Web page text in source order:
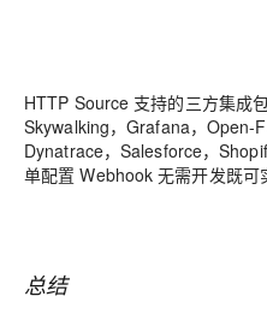
HTTP Source 支持的三方集成
Skywalking，Grafana，Open-
Dynatrace，Salesforce，
单配置 Webhook 无需开发既可
总结